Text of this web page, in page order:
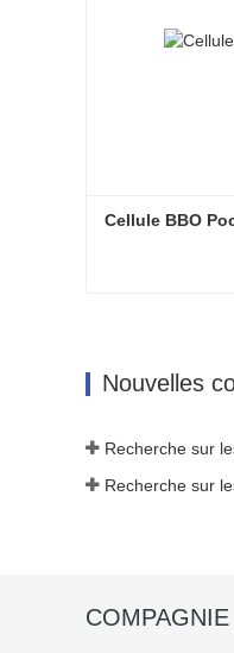
Cellule BBO
Nouvelles
COMPAGNIE